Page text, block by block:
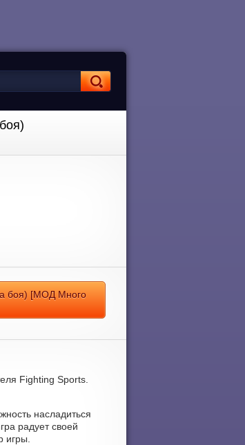
боя) [МОД Много
Fighting Sports.
насладиться
радует своей
игры.